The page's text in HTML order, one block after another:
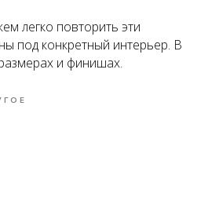
легко повторить эти
под конкретный интерьер. В
и финишах.